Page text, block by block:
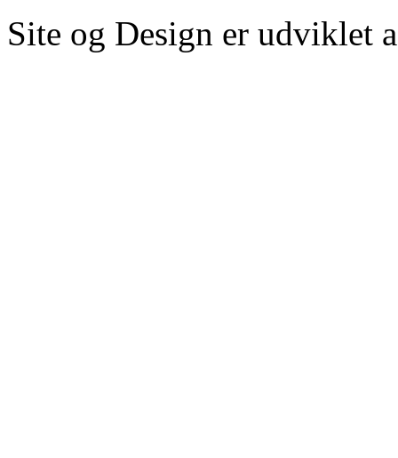
Site og Design er udviklet